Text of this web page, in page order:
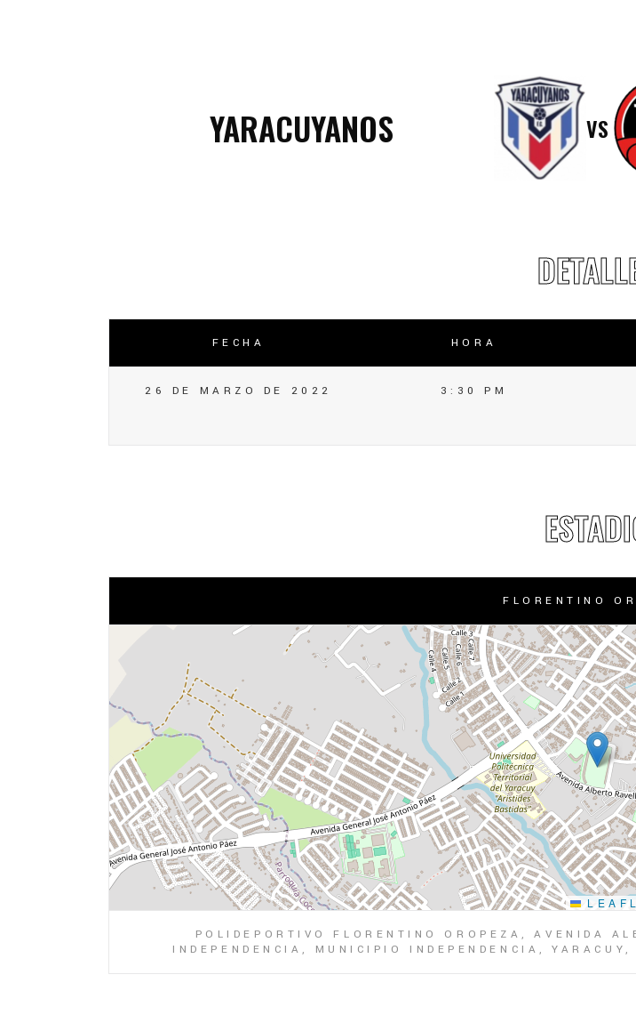
YARACUYANOS VS
FECHA HORA
26 DE MARZO DE 2022 3:30 PM
FLORENTINO
POLIDEPORTIVO FLORENTINO OROPEZA, AVENIDA
INDEPENDENCIA, MUNICIPIO INDEPENDENCIA,